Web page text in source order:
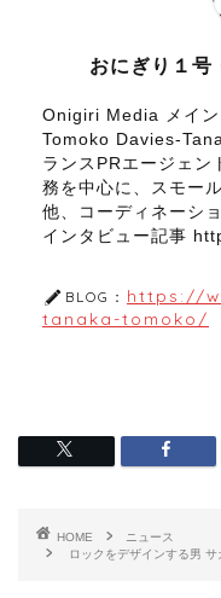
おにぎり１号
Onigiri Media メイン
Tomoko Davies-
ランスPRエージェ
務を中心に、スモー
他、コーディネーシ
インタビュー記事
BLOG： https://
tanaka-tomoko/
HOME
ニュース
ロックをデザインする男